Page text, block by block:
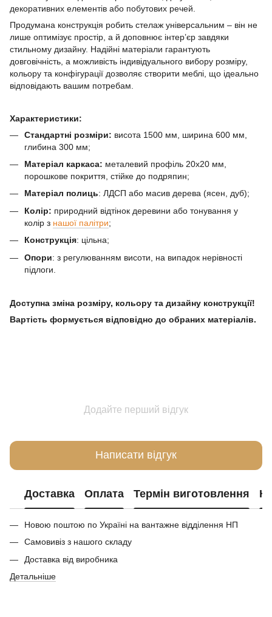
декоративних елементів або побутових речей.
Продумана конструкція робить стелаж універсальним – він не
лише оптимізує простір, а й доповнює інтер’єр завдяки
стильному дизайну. Надійні матеріали гарантують
довговічність, а можливість індивідуального вибору розміру,
кольору та конфігурації дозволяє створити меблі, що ідеально
відповідають вашим потребам.
Характеристики:
Стандартні розміри: висота 1500 мм, ширина 600 мм,
глибина 300 мм;
Матеріал каркаса: металевий профіль 20х20 мм,
порошкове покриття, стійке до подряпин;
Матеріал полиць: ЛДСП або масив дерева (ясен, дуб);
Колір: природний відтінок деревини або тонування у
колір з нашої палітри;
Конструкція: цільна;
Опори: з регулюванням висоти, на випадок нерівності
підлоги.
Доступна зміна розміру, кольору та дизайну конструкції!
Вартість формується відповідно до обраних матеріалів.
Додайте перший відгук
Написати відгук
Доставка Оплата Термін виготовлення
Новою поштою по Україні на вантажне відділення НП
Самовивіз з нашого складу
Доставка від виробника
Детальніше